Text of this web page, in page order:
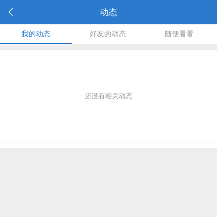
动态
我的动态 好友的动态 随便看看
还没有相关动态